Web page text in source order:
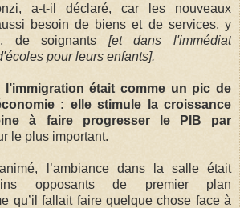
a-t-il déclaré, car les nouveaux
besoin de biens et de ser­vices, y
de soignants [et dans l'immédiat
pour leurs enfants].
l’immigration était comme un pic de
: elle stimule la croissance
à faire progresser le PIB par
le plus important.
l’ambiance dans la salle était
opposants de premier plan
qu’il fallait faire quelque chose face à